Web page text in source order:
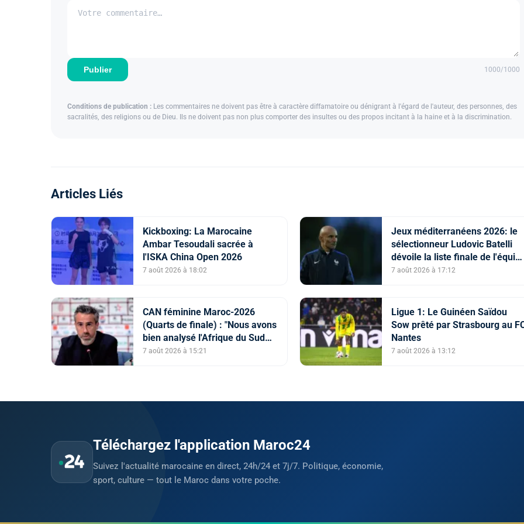
Publier 1000/1000
Conditions de publication : Les commentaires ne doivent pas être à caractère diffamatoire ou dénigrant à l'égard de l'auteur, des personnes, des
sacralités, des religions ou de Dieu. Ils ne doivent pas non plus comporter des insultes ou des propos incitant à la haine et à la discrimination.
Articles Liés
Kickboxing: La Marocaine
Ambar Tesoudali sacrée à
l'ISKA China Open 2026
7 août 2026 à 18:02
Jeux méditerranéens 2026: le
sélectionneur Ludovic Batelli
dévoile la liste finale de
nationale U20
7 août 2026 à 17:12
CAN féminine Maroc-2026
(Quarts de finale) : "Nous avons
bien analysé l'Afrique du Sud
pour aller chercher la victoire"
7 août 2026 à 15:21
Ligue 1: Le Guinéen Saïdou
Sow prêté par Strasbourg au
Nantes
7 août 2026 à 13:12
Téléchargez l'application Maroc24
Suivez l'actualité marocaine en direct, 24h/24 et 7j/7. Politique, économie,
sport, culture — tout le Maroc dans votre poche.